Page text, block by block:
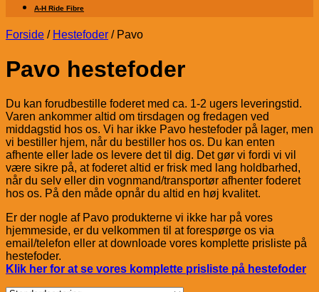
A-H Ride Fibre
Forside / Hestefoder /Pavo
Pavo hestefoder
Du kan forudbestille foderet med ca. 1-2 ugers leveringstid.
Varen ankommer altid om tirsdagen og fredagen ved
middagstid hos os. Vi har ikke Pavo hestefoder på lager, men
vi bestiller hjem, når du bestiller hos os. Du kan enten
afhente eller lade os levere det til dig. Det gør vi fordi vi vil
være sikre på, at foderet altid er frisk med lang holdbarhed,
når du selv eller din vognmand/transportør afhenter foderet
hos os. På den måde opnår du altid en høj kvalitet.
Er der nogle af Pavo produkterne vi ikke har på vores
hjemmeside, er du velkommen til at forespørge os via
email/telefon eller at downloade vores komplette prisliste på
hestefoder.
Klik her for at se vores komplette prisliste på hestefoder